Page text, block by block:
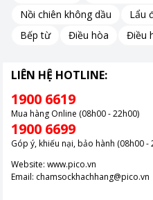
Pin dung lượng lớn
kéo dài tối đa khoảng 24 giờ ở
dùng có thể sử dụng quạt
sạc lại thường xuyên.
Sạc nhanh tiện lợi với cổng
AECOOLY Halo 01 Pro sử dụng
Nồi chiên không dầu
Lẩu
Bếp từ
Điều hòa Điều
LIÊN HỆ HOTLINE:
1900 6619
Mua hàng Online (08h00 - 22h00)
1900 6699
Góp ý, khiếu nại, bảo hành (08h00 -
Website: www.pico.vn
Email: chamsockhachhang@pico.vn